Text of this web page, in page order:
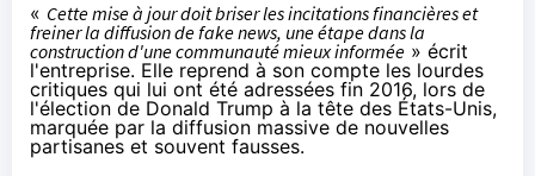
« Cette mise à jour doit briser les incitations financières et
freiner la diffusion de fake news, une étape dans la
construction d'une communauté mieux informée » écrit
l'entreprise. Elle reprend à son compte les lourdes
critiques qui lui ont été adressées fin 2016, lors de
l'élection de Donald Trump à la tête des États-Unis,
marquée par la diffusion massive de nouvelles
partisanes et souvent fausses.